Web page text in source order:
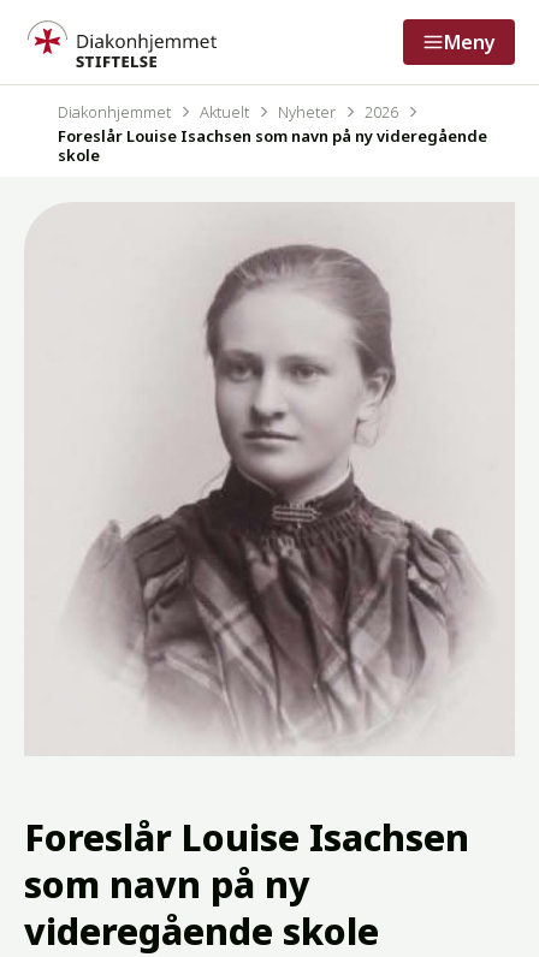
Meny
Diakonhjemmet Aktuelt Nyheter
2026
Foreslår Louise Isachsen som navn på ny videregående
skole
Foreslår Louise Isachsen
som navn på ny
videregående skole